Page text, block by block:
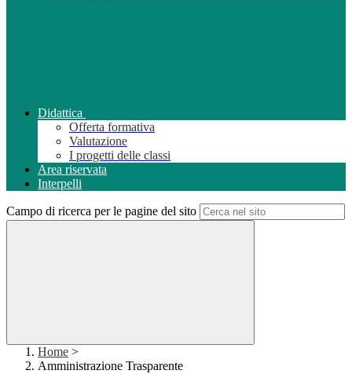
Didattica
Offerta formativa
Valutazione
I progetti delle classi
Area riservata
Interpelli
Campo di ricerca per le pagine del sito
Home >
Amministrazione Trasparente